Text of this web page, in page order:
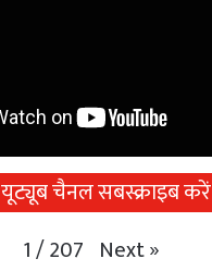
यूट्यूब चैनल सबस्क्राइब करें
1/207 Next»